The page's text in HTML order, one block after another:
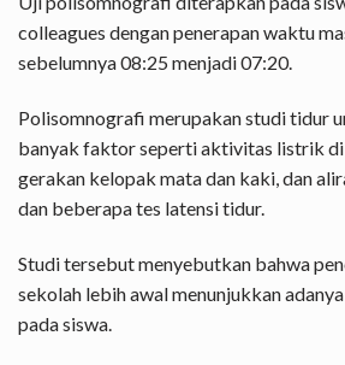
colleagues dengan penerapan waktu
sebelumnya 08:25 menjadi 07:20.
Polisomnografi merupakan studi tidur
banyak faktor seperti aktivitas listrik
gerakan kelopak mata dan kaki, dan
dan beberapa tes latensi tidur.
Studi tersebut menyebutkan bahwa
sekolah lebih awal menunjukkan
pada siswa.